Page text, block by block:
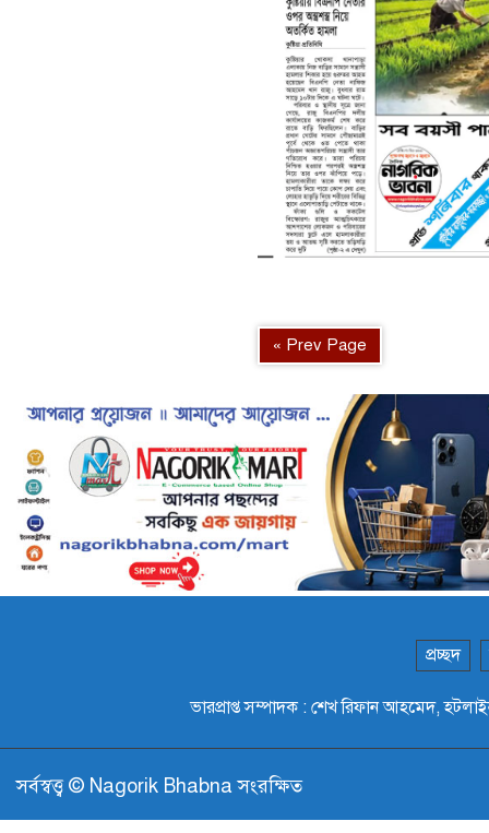
« Prev Page
প্রচ্ছদ
ভারপ্রাপ্ত সম্পাদক : শেখ রিফান আহমেদ,
সর্বস্বত্ত্ব © Nagorik Bhabna সংরক্ষিত